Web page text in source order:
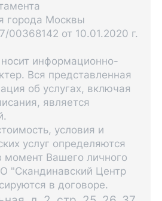
города Москвы
от 10.01.2020 г.
информационно-
Вся представленная
об услугах, включая
является
условия и
услуг определяются
момент Вашего личного
"Скандинавский Центр
в договоре.